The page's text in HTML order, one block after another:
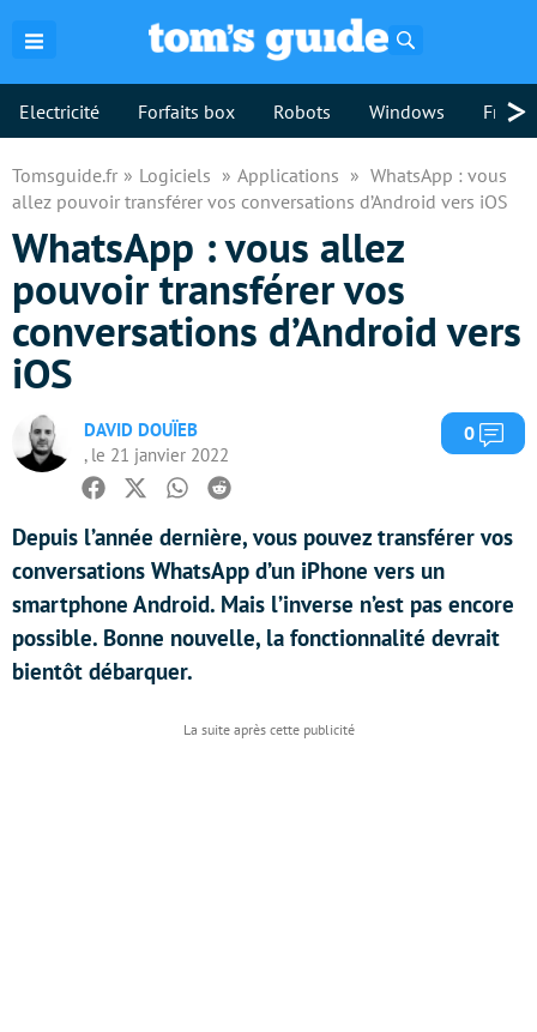
Electricité Forfaits box Robots Windows >
Tomsguide.fr Logiciels Applications
WhatsApp : vous
allez pouvoir transférer vos conversations d’Android vers iOS
WhatsApp : vous allez
pouvoir transférer vos
conversations d’Android vers
iOS
DAVID DOUÏEB
, le 21 janvier 2022
0
Facebook
TwitterWhatsapp
Reddit
Depuis l’année dernière, vous pouvez transférer vos
conversations WhatsApp d’un iPhone vers un
smartphone Android. Mais l’inverse n’est pas encore
possible. Bonne nouvelle, la fonctionnalité devrait
bientôt débarquer.